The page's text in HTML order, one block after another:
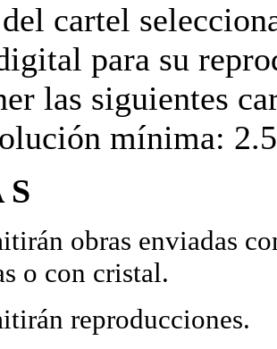
cartel
para su
las siguientes
mínima:
S
obras enviadas
o con cristal.
reproducciones.